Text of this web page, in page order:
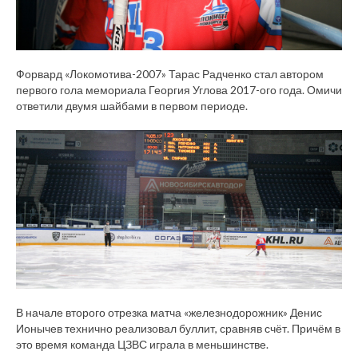
Форвард «Локомотива-2007» Тарас Радченко стал автором
первого гола мемориала Георгия Углова 2017-ого года. Омичи
ответили двумя шайбами в первом периоде.
В начале второго отрезка матча «железнодорожник» Денис
Ионычев технично реализовал буллит, сравняв счёт. Причём в
это время команда ЦЗВС играла в меньшинстве.